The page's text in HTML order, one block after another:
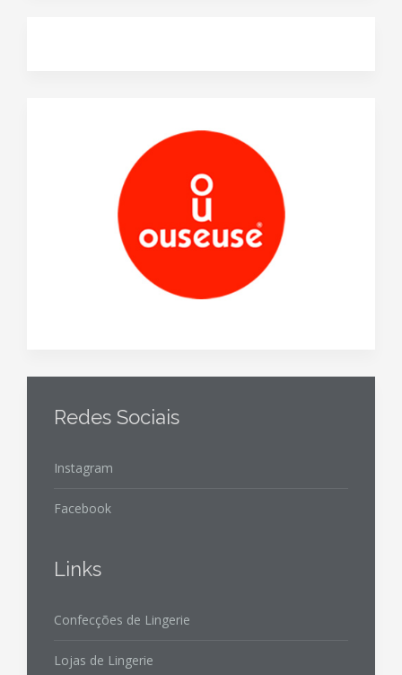
Redes Sociais
Instagram
Facebook
Links
Confecções de Lingerie
Lojas de Lingerie